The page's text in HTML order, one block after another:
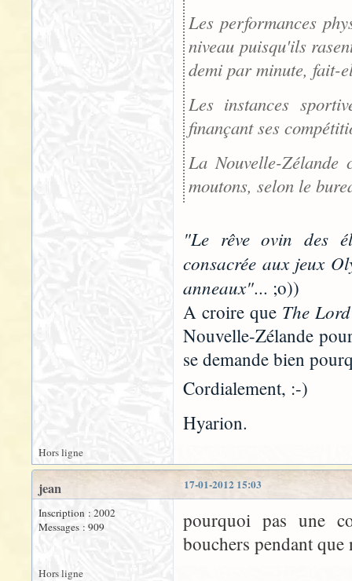
Les performances
niveau puisqu'ils
demi par minute, fait-
Les instances
finançant ses
La Nouvelle-
moutons, selon le
"Le rêve ovin des
consacrée aux jeux
anneaux"... ;o))
A croire que The
Nouvelle-Zélande
se demande bien
Cordialement, :-)
Hyarion.
Hors ligne
17-01-2012 15:03
jean
Inscription : 2002
Messages : 909
pourquoi pas une
bouchers pendant que
Hors ligne